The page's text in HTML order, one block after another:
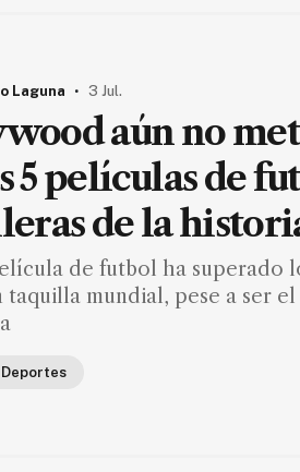
Laguna . 3 Jul.
aún no
5 películas de
de la
de futbol ha superado
taquilla mundial, pese a ser
Deportes